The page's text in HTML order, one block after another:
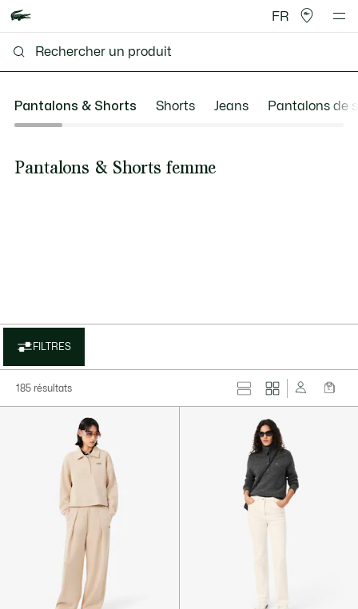
FR
Pantalons & Shorts Shorts Jeans Pantalons de
Pantalons & Shorts femme
FILTRES
185 résultats